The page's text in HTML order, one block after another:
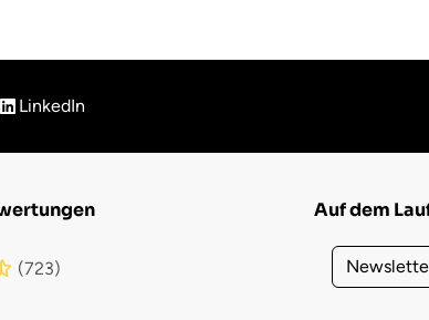
LinkedIn
(723)
Auf dem